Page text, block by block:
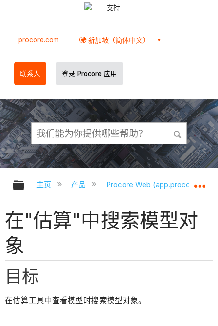
支持
procore.com 新加坡（简体中文）
联系人 登录 Procore 应用
扩展/隐缩全局层次
主页 产品 Procore Web
在"估算"中搜索模型对
象
目标
在估算工具中查看模型时搜索模型对象。